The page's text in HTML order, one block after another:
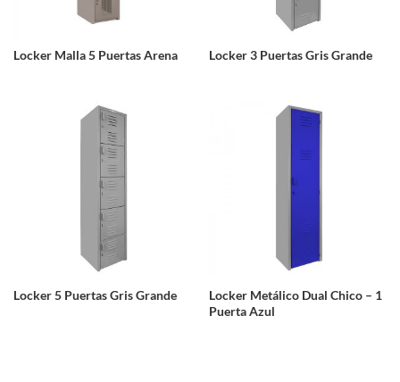
Locker Malla 5 Puertas Arena Locker 3 Puertas Gris Grande
Locker 5 Puertas Gris Grande
Locker Metálico Dual Chico – 1
Puerta Azul